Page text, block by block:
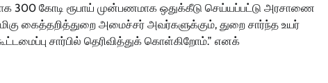
300 கோடி ரூபாய் முன்பணமாக ஒதுக்கீடு செய்யப்பட்டு அரசாணை
கைத்தறித்துறை அமைச்சர் அவர்களுக்கும், துறை சார்ந்த உயர்
சார்பில் தெரிவித்துக் கொள்கிறோம்.” எனக்